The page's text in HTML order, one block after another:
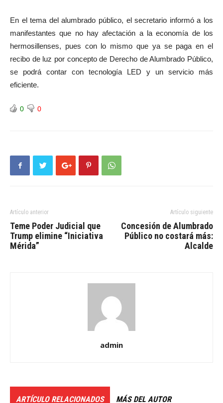
En el tema del alumbrado público, el secretario informó a los
manifestantes que no hay afectación a la economía de los
hermosillenses, pues con lo mismo que ya se paga en el
recibo de luz por concepto de Derecho de Alumbrado Público,
se podrá contar con tecnología LED y un servicio más
eficiente.
0 0
Artículo anterior
Teme Poder Judicial que
Trump elimine “Iniciativa
Mérida”
Artículo siguiente
Concesión de Alumbrado
Público no costará más:
Alcalde
admin
ARTÍCULO RELACIONADOS MÁS DEL AUTOR